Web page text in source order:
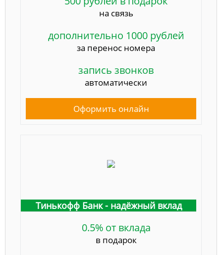
на связь
дополнительно 1000 рублей
за перенос номера
запись звонков
автоматически
Оформить онлайн
Тинькофф Банк - надёжный вклад
0.5% от вклада
в подарок